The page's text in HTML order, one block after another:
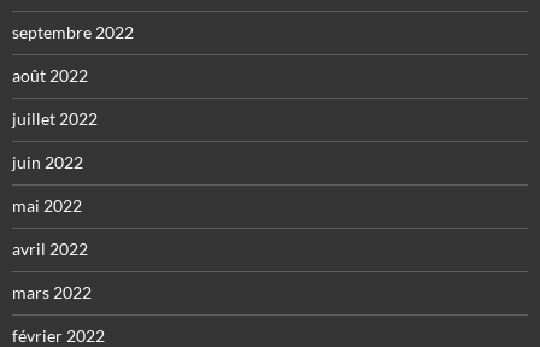
septembre 2022
août 2022
juillet 2022
juin 2022
mai 2022
avril 2022
mars 2022
février 2022